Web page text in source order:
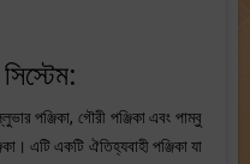
পঞ্জিকা, গৌরী পঞ্জিকা এবং পাম্বু
এটি একটি ঐতিহ্যবাহী পঞ্জিকা যা